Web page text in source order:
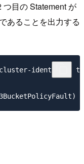
目の Statement が
あることを出力する
identifier